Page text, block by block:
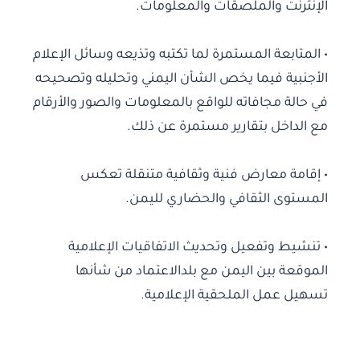
الإنترنت والملصقات والمعلومات.
• المتابعة المستمرة لما تكتبه وتذيعه وسائل الإعلام
الأجنبية فيما يخص الشأن اليمني وتحليله وتصحيحه
في حالة مجافاته للواقع بالمعلومات والصور والأرقام
مع الداخل بتقارير مستمرة عن ذلك.
• إقامة معارض فنية وثقافية متنقلة تعكس
المستوى الثقافي والحضاري لليمن.
• تنشيط وتفعيل وتحديث الاتفاقيات الإعلامية
الموقعة بين اليمن مع بلدالاعتماد من شأنها
تسهيل عمل الملحقية الإعلامية.